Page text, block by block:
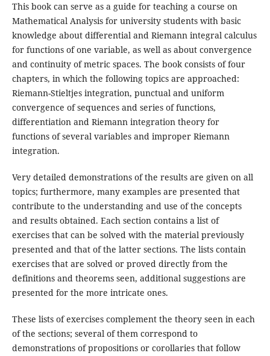
This book can serve as a guide for teaching a course on
Mathematical Analysis for university students with basic
knowledge about differential and Riemann integral calculus
for functions of one variable, as well as about convergence
and continuity of metric spaces. The book consists of four
chapters, in which the following topics are approached:
Riemann-Stieltjes integration, punctual and uniform
convergence of sequences and series of functions,
differentiation and Riemann integration theory for
functions of several variables and improper Riemann
integration.
Very detailed demonstrations of the results are given on all
topics; furthermore, many examples are presented that
contribute to the understanding and use of the concepts
and results obtained. Each section contains a list of
exercises that can be solved with the material previously
presented and that of the latter sections. The lists contain
exercises that are solved or proved directly from the
definitions and theorems seen, additional suggestions are
presented for the more intricate ones.
These lists of exercises complement the theory seen in each
of the sections; several of them correspond to
demonstrations of propositions or corollaries that follow